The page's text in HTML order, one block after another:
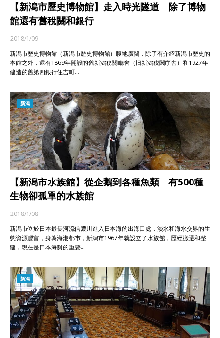
【新潟市歷史博物館】走入時光隧道 除了博物
館還有舊稅關和銀行
2018/1/09
新潟市歷史博物館（新潟市歴史博物館）腹地廣闊，除了有介紹新潟市歷史的
本館之外，還有1869年開設的舊新潟稅關廳舍（旧新潟税関庁舎）和1927年
建造的舊第四銀行住吉町…
新潟
【新潟市水族館】從企鵝到各種魚類 有500種
生物卻孤單的水族館
2018/1/08
新潟市位於日本最長河流信濃川進入日本海的出海口處，淡水和海水交界的生
態資源豐富，身為海港都市，新潟市1967年就設立了水族館，歷經搬遷和整
建，現在是日本海側的重要…
新潟